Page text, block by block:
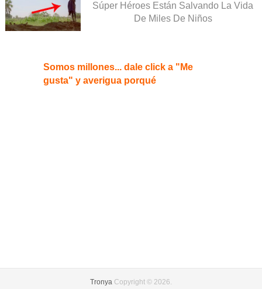
Súper Héroes Están Salvando La Vida
De Miles De Niños
Somos millones... dale click a "Me
gusta" y averigua porqué
TronyaCopyright © 2026.